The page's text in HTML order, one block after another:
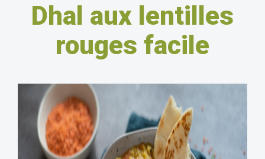
Dhal aux lentilles
rouges facile